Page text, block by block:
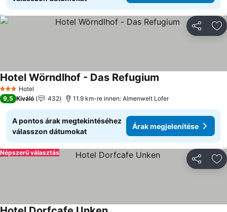
3 Kategória
Hotel
Hotel Wörndlhof - Das Refugium
9,5 Kiváló 432 11.9 km-re innen: Almenwelt Lofer
A pontos árak megtekintéséhez
válasszon dátumokat
Árak megjelenítése
Népszerű választás